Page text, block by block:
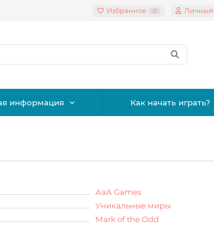
Избранное 0 Личный
информация Как начать играть?
AaA Games
Уникальные миры
Mark of the Odd